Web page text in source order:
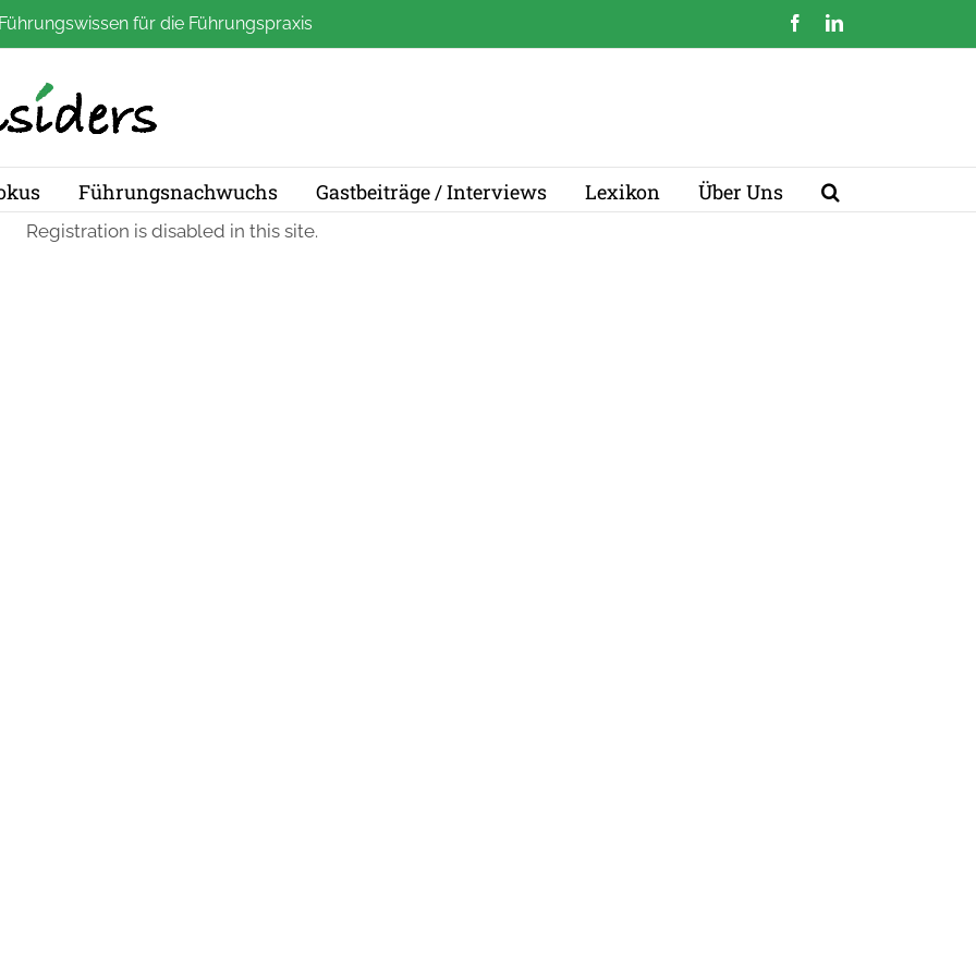
für die Führungspraxis FacebookLinkedIn
Führungsnachwuchs Gastbeiträge / Interviews Lexikon Über Uns
Registration is disabled in this site.